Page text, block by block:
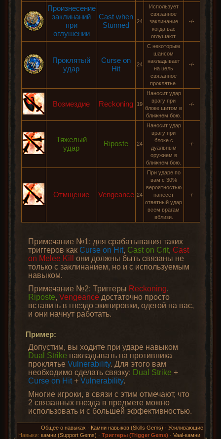
Произнесение
заклинаний
при
оглушении
Cast when
Stunned
24
Использует
связанное
заклинание
когда вас
оглушают.
-/-
Проклятый
удар
Curse on
Hit
24
С некоторым
шансом
накладывает
на цель
связанное
проклятье.
-/-
Возмездие Reckoning 19
Наносит удар
врагу при
блоке щитом в
ближнем бою.
-/-
Тяжелый
удар
Riposte 24
Наносит удар
врагу при
блоке c
дуальным
оружием в
ближнем бою.
-/-
Отмщение Vengeance 24
При ударе по
вам с 30%
вероятностью
нанесет
ответный удар
всем врагам
вблизи.
-/-
Примечание №1: для срабатывания таких
триггеров как Curse on Hit, Cast on Crit, Cast
on Melee Kill
они должны быть связаны не
только с заклинанием, но и с используемым
навыком.
Примечание №2: Триггеры Reckoning,
Riposte, Vengeance достаточно просто
вставить в гнездо экипировки, одетой на вас,
и они начнут работать.
Пример:
Допустим, вы ходите при ударе навыком
Dual Strike накладывать на противника
проклятье Vulnerability. Для этого вам
необходимо сделать связку: Dual Strike +
Curse on Hit+ Vulnerability.
Многие игроки, в связи с этим отмечают, что
2 связанных гнезда в предмете можно
использовать и с большей эффективностью.
Навыки:
Общее о навыках · Камни навыков (Skills Gems) · Усиливающие
камни (Support Gems) · Триггеры (Trigger Gems) · Vaal-камни